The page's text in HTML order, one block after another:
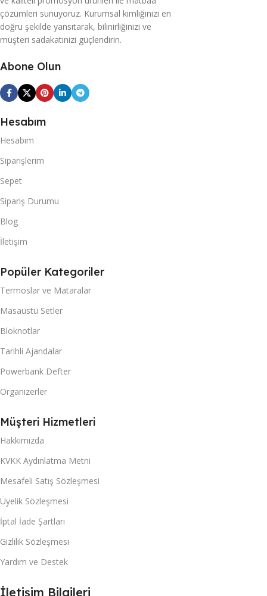
çözümleri sunuyoruz. Kurumsal kimliğinizi en
doğru şekilde yansıtarak, bilinirliğinizi ve
müşteri sadakatinizi güçlendirin.
Abone Olun
Hesabım
Hesabım
Siparişlerim
Sepet
Sipariş Durumu
Blog
İletişim
Popüler Kategoriler
Termoslar ve Mataralar
Masaüstü Setler
Bloknotlar
Tarihli Ajandalar
Powerbank Defter
Organizerler
Müşteri Hizmetleri
Hakkımızda
KVKK Aydınlatma Metni
Mesafeli Satış Sözleşmesi
Üyelik Sözleşmesi
İptal İade Şartları
Gizlilik Sözleşmesi
Yardım ve Destek
İletişim Bilgileri